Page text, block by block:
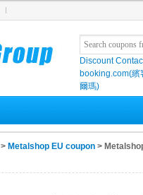
Discount
booking.com(繽
爾瑪)
> Metalshop EU coupon >